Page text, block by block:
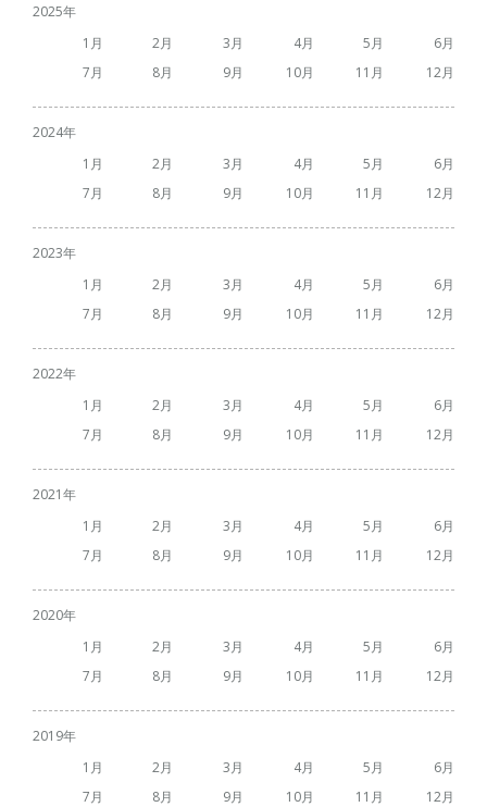
2025
1
2 3 4 5
6
7
8 9 10 11 12
2024
1
2 3 4 5
6
7
8 9 10 11 12
2023
1
2 3 4 5
6
7
8 9 10 11 12
2022
1
2 3 4 5
6
7
8 9 10 11 12
2021
1
2 3 4 5
6
7
8 9 10 11 12
2020
1
2 3 4 5
6
7
8 9 10 11 12
2019
1
2 3 4 5
6
7
8 9 10 11 12